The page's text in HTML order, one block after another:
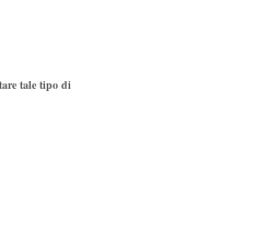
tale tipo di